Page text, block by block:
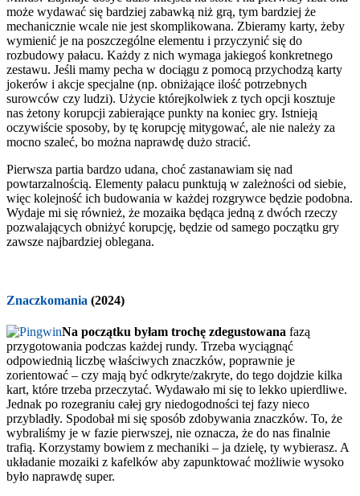
może wydawać się bardziej zabawką niż grą, tym bardziej że
mechanicznie wcale nie jest skomplikowana. Zbieramy karty, żeby
wymienić je na poszczególne elementu i przyczynić się do
rozbudowy pałacu. Każdy z nich wymaga jakiegoś konkretnego
zestawu. Jeśli mamy pecha w dociągu z pomocą przychodzą karty
jokerów i akcje specjalne (np. obniżające ilość potrzebnych
surowców czy ludzi). Użycie którejkolwiek z tych opcji kosztuje
nas żetony korupcji zabierające punkty na koniec gry. Istnieją
oczywiście sposoby, by tę korupcję mitygować, ale nie należy za
mocno szaleć, bo można naprawdę dużo stracić.
Pierwsza partia bardzo udana, choć zastanawiam się nad
powtarzalnością. Elementy pałacu punktują w zależności od siebie,
więc kolejność ich budowania w każdej rozgrywce będzie podobna.
Wydaje mi się również, że mozaika będąca jedną z dwóch rzeczy
pozwalających obniżyć korupcję, będzie od samego początku gry
zawsze najbardziej oblegana.
Znaczkomania (2024)
Na początku byłam trochę zdegustowana fazą
przygotowania podczas każdej rundy. Trzeba wyciągnąć
odpowiednią liczbę właściwych znaczków, poprawnie je
zorientować – czy mają być odkryte/zakryte, do tego dojdzie kilka
kart, które trzeba przeczytać. Wydawało mi się to lekko upierdliwe.
Jednak po rozegraniu całej gry niedogodności tej fazy nieco
przybladły. Spodobał mi się sposób zdobywania znaczków. To, że
wybraliśmy je w fazie pierwszej, nie oznacza, że do nas finalnie
trafią. Korzystamy bowiem z mechaniki – ja dzielę, ty wybierasz. A
układanie mozaiki z kafelków aby zapunktować możliwie wysoko
było naprawdę super.